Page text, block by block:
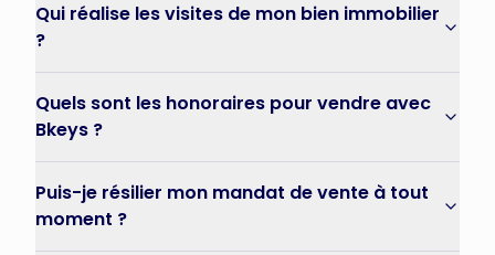
Qui réalise les visites de mon bien immobilier
?
Quels sont les honoraires pour vendre avec
Bkeys ?
Puis-je résilier mon mandat de vente à tout
moment ?